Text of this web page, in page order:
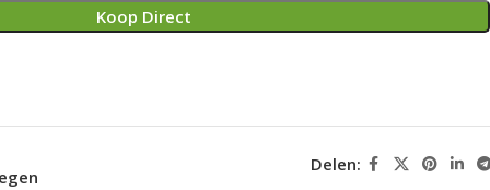
Koop Direct
Delen: